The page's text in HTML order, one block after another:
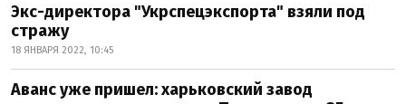
Экс-директора "Укрспецэкспорта" взяли под
стражу
18 ЯНВАРЯ 2022, 10:45
Аванс уже пришел: харьковский завод